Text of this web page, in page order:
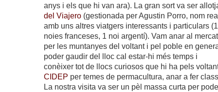
anys i els que hi van ara). La gran sort va ser
del Viajero (gestionada per Agustin Porro, nom
amb uns altres viatgers interessants i particulars
noies franceses, 1 noi argentí). Vam anar al
per les muntanyes del voltant i pel poble en
poder gaudir del lloc cal estar-hi més temps i
conèixer tot de llocs curiosos que hi ha pels
CIDEP per temes de permacultura, anar a fer
La nostra visita va ser un pèl massa curta per